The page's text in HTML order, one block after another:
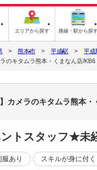
エリアから探す 路線・駅から探
熊本市 平成駅 平成
のキタムラ熊本・くまなん店/KB6
カメラのキタムラ熊本
ントスタッフ★
服あり スキルが身に付く